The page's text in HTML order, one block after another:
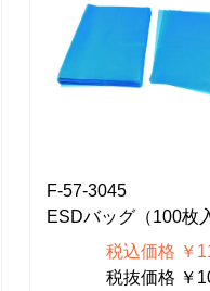
F-57-3045
ESDバッグ（100枚
税込価格 ￥
税抜価格 ￥